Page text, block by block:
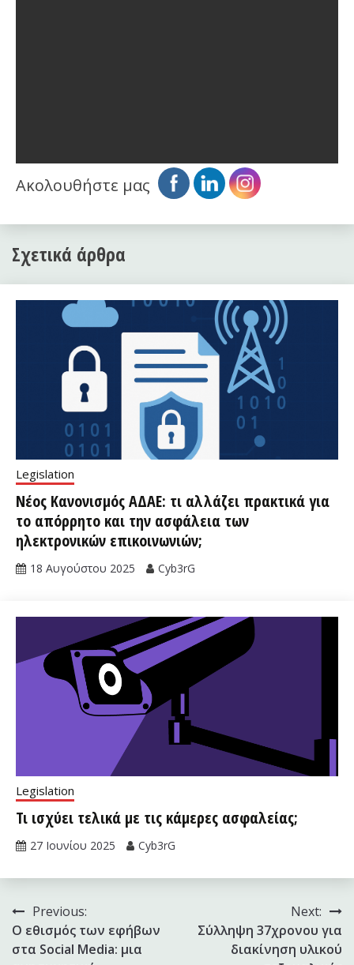
Ακολουθήστε μας
Σχετικά άρθρα
Legislation
Νέος Κανονισμός ΑΔΑΕ: τι αλλάζει πρακτικά για
το απόρρητο και την ασφάλεια των
ηλεκτρονικών επικοινωνιών;
18 Αυγούστου 2025 Cyb3rG
Legislation
Τι ισχύει τελικά με τις κάμερες ασφαλείας;
27 Ιουνίου 2025 Cyb3rG
Πλοήγηση
άρθρων
Previous:
Ο εθισμός των εφήβων
στα Social Media: μια
Next:
Σύλληψη 37χρονου για
διακίνηση υλικού